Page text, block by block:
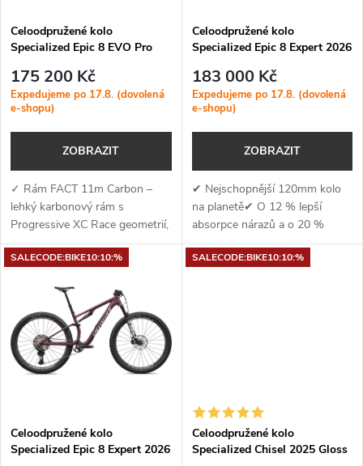
p
r
o
d
u
k
ů
s
p
r
o
d
u
k
ů
Celoodpružené kolo
Specialized Epic 8 EVO Pro
Green/Spruce/Metallic Spruce
175 200 Kč
Expedujeme po 17.8. (dovolená
e-shopu)
ZOBRAZIT
✓ Rám FACT 11m Carbon –
lehký karbonový rám s
Progressive XC Race geometrií,
vnitřním vedením a SWAT
úložným prostorem ✓ Vidlice
špičková 130mm vidlice se...
Celoodpružené kolo
Specialized Epic 8 Expert 2026
Obsidian
183 000 Kč
Expedujeme po 17.8. (dovolená
e-shopu)
ZOBRAZIT
✔ Nejschopnější 120mm kolo
na planetě✔ O 12 % lepší
absorpce nárazů a o 20 %
menší pohupování při šlapání✔
Ride Dynamics vyvinul
SALECODE:BIKE10:10:%
Celoodpružené kolo
Specialized Epic 8 Expert 2026
SALECODE:BIKE10:10:%
Celoodpružené kolo
Specialized Chisel 2025 Gloss